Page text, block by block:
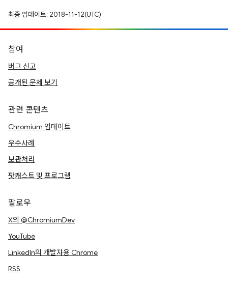
최종 업데이트: 2018-11-12(UTC)
참여
버그 신고
공개된 문제 보기
관련 콘텐츠
Chromium 업데이트
우수사례
보관처리
팟캐스트 및 프로그램
팔로우
X의 @ChromiumDev
YouTube
LinkedIn의 개발자용 Chrome
RSS